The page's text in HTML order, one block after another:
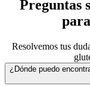
Preguntas
Resolvemos tus
¿Dónde puedo